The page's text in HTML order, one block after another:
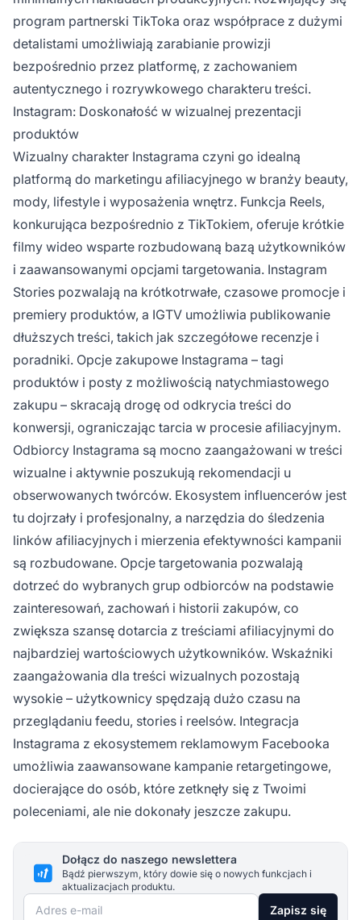
program partnerski TikToka oraz współprace z dużymi
detalistami umożliwiają zarabianie prowizji
bezpośrednio przez platformę, z zachowaniem
autentycznego i rozrywkowego charakteru treści.
Instagram: Doskonałość w wizualnej prezentacji
produktów
Wizualny charakter Instagrama czyni go idealną
platformą do marketingu afiliacyjnego w branży beauty,
mody, lifestyle i wyposażenia wnętrz. Funkcja Reels,
konkurująca bezpośrednio z TikTokiem, oferuje krótkie
filmy wideo wsparte rozbudowaną bazą użytkowników
i zaawansowanymi opcjami targetowania. Instagram
Stories pozwalają na krótkotrwałe, czasowe promocje i
premiery produktów, a IGTV umożliwia publikowanie
dłuższych treści, takich jak szczegółowe recenzje i
poradniki. Opcje zakupowe Instagrama – tagi
produktów i posty z możliwością natychmiastowego
zakupu – skracają drogę od odkrycia treści do
konwersji, ograniczając tarcia w procesie afiliacyjnym.
Odbiorcy Instagrama są mocno zaangażowani w treści
wizualne i aktywnie poszukują rekomendacji u
obserwowanych twórców. Ekosystem influencerów jest
tu dojrzały i profesjonalny, a narzędzia do śledzenia
linków afiliacyjnych i mierzenia efektywności kampanii
są rozbudowane. Opcje targetowania pozwalają
dotrzeć do wybranych grup odbiorców na podstawie
zainteresowań, zachowań i historii zakupów, co
zwiększa szansę dotarcia z treściami afiliacyjnymi do
najbardziej wartościowych użytkowników. Wskaźniki
zaangażowania dla treści wizualnych pozostają
wysokie – użytkownicy spędzają dużo czasu na
przeglądaniu feedu, stories i reelsów. Integracja
Instagrama z ekosystemem reklamowym Facebooka
umożliwia zaawansowane kampanie retargetingowe,
docierające do osób, które zetknęły się z Twoimi
poleceniami, ale nie dokonały jeszcze zakupu.
Dołącz do naszego newslettera
Bądź pierwszym, który dowie się o nowych funkcjach i
aktualizacjach produktu.
Adres e-mail Zapisz się